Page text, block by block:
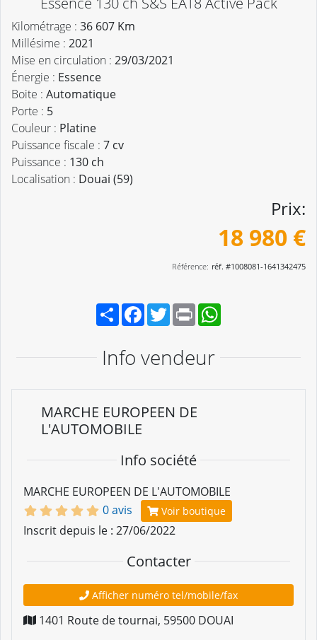
Kilométrage : 36 607 Km
Millésime : 2021
Mise en circulation : 29/03/2021
Énergie : Essence
Boite : Automatique
Porte : 5
Couleur : Platine
Puissance fiscale : 7 cv
Puissance : 130 ch
Localisation : Douai (59)
Prix:
18 980 €
Référence: réf. #1008081-1641342475
PartagerFacebook
TwitterPrint
Info vendeur
MARCHE EUROPEEN DE
L'AUTOMOBILE
Info société
MARCHE EUROPEEN DE L'AUTOMOBILE
0 avis
Voir boutique
Inscrit depuis le : 27/06/2022
Contacter
Afficher numéro tel/mobile/fax
1401 Route de tournai, 59500 DOUAI